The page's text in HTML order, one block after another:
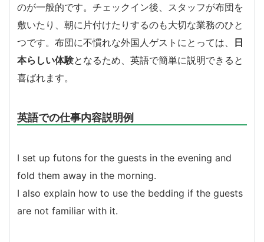
のが一般的です。チェックイン後、スタッフが布団を
敷いたり、朝に片付けたりするのも大切な業務のひと
つです。布団に不慣れな外国人ゲストにとっては、 日
本らしい体験となるため、英語で簡単に説明できると
喜ばれます。
英語での仕事内容説明例
I set up futons for the guests in the evening and
fold them away in the morning.
I also explain how to use the bedding if the guests
are not familiar with it.